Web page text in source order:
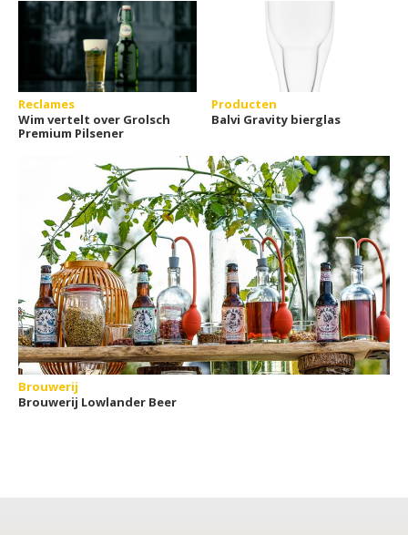
Reclames
Wim vertelt over Grolsch
Premium Pilsener
Producten
Balvi Gravity bierglas
Brouwerij
Brouwerij Lowlander Beer